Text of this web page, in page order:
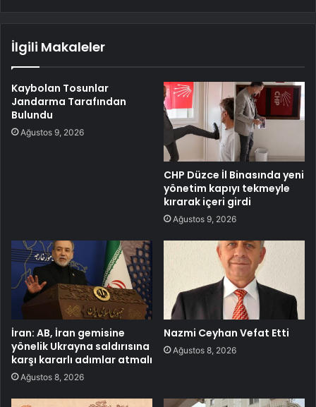
İlgili Makaleler
Kaybolan Tosunlar
Jandarma Tarafından
Bulundu
Ağustos 9, 2026
CHP Düzce İl Binasında yeni
yönetim kapıyı tekmeyle
kırarak içeri girdi
Ağustos 9, 2026
İran: AB, İran gemisine
yönelik Ukrayna saldırısına
karşı kararlı adımlar atmalı
Ağustos 8, 2026
Nazmi Ceyhan Vefat Etti
Ağustos 8, 2026